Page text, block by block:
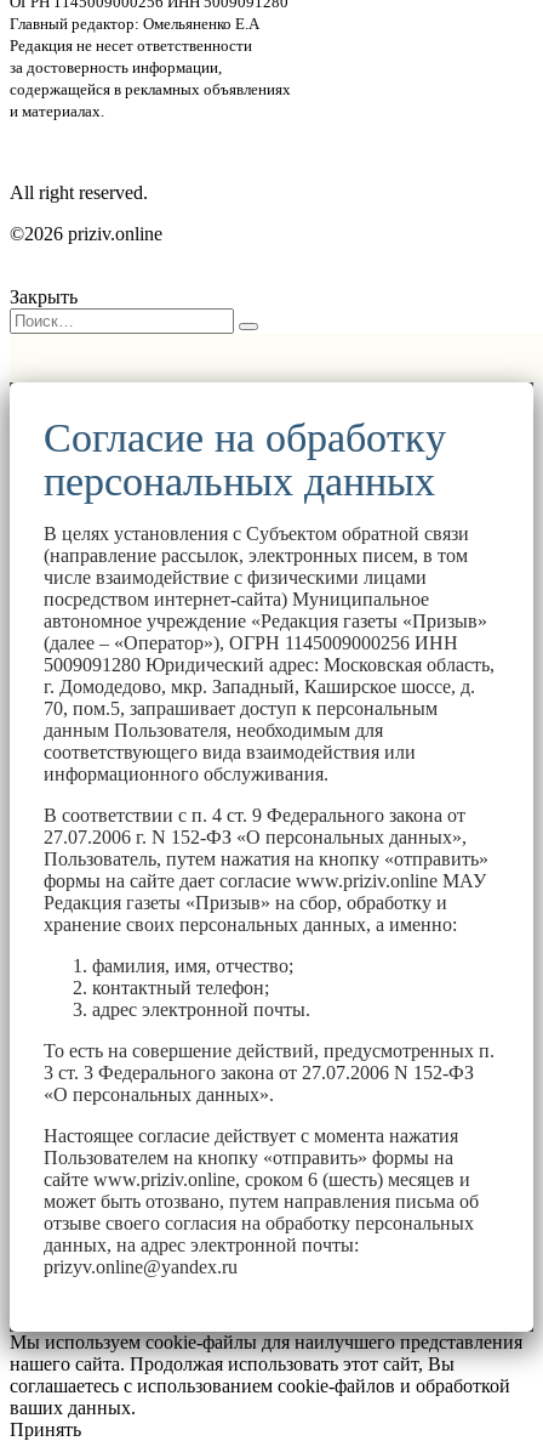
Главный редактор: Омельяненко Е.А
Редакция не несет ответственности
за достоверность информации,
содержащейся в рекламных объявлениях
и материалах.
All right reserved.
©2026 priziv.online
Закрыть
Согласие на обработку
персональных данных
В целях установления с Субъектом обратной связи
(направление рассылок, электронных писем, в том
числе взаимодействие с физическими лицами
посредством интернет-сайта) Муниципальное
автономное учреждение «Редакция газеты «Призыв»
(далее – «Оператор»), ОГРН 1145009000256 ИНН
5009091280 Юридический адрес: Московская область,
г. Домодедово, мкр. Западный, Каширское шоссе, д.
70, пом.5, запрашивает доступ к персональным
данным Пользователя, необходимым для
соответствующего вида взаимодействия или
информационного обслуживания.
В соответствии с п. 4 ст. 9 Федерального закона от
27.07.2006 г. N 152-ФЗ «О персональных данных»,
Пользователь, путем нажатия на кнопку «отправить»
формы на сайте дает согласие www.priziv.online МАУ
Редакция газеты «Призыв» на сбор, обработку и
хранение своих персональных данных, а именно:
фамилия, имя, отчество;
контактный телефон;
адрес электронной почты.
То есть на совершение действий, предусмотренных п.
3 ст. 3 Федерального закона от 27.07.2006 N 152-ФЗ
«О персональных данных».
Настоящее согласие действует с момента нажатия
Пользователем на кнопку «отправить» формы на
сайте www.priziv.online, сроком 6 (шесть) месяцев и
может быть отозвано, путем направления письма об
отзыве своего согласия на обработку персональных
данных, на адрес электронной почты:
prizyv.online@yandex.ru
Мы используем cookie-файлы для наилучшего представления
нашего сайта. Продолжая использовать этот сайт, Вы
соглашаетесь с использованием cookie-файлов и обработкой
ваших данных.
Принять